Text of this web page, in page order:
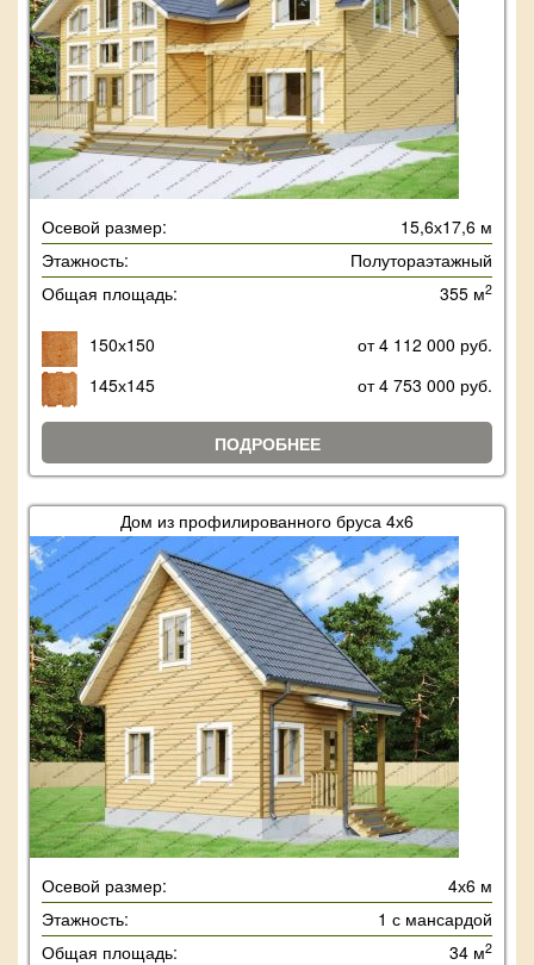
Осевой размер:
15,6х17,6 м
Этажность:
Полутораэтажный
Общая площадь:
355 м2
150х150
от 4 112 000 руб.
145х145
от 4 753 000 руб.
ПОДРОБНЕЕ
Дом из профилированного бруса 4х6
Осевой размер:
4х6 м
Этажность:
1 с мансардой
Общая площадь:
34 м2